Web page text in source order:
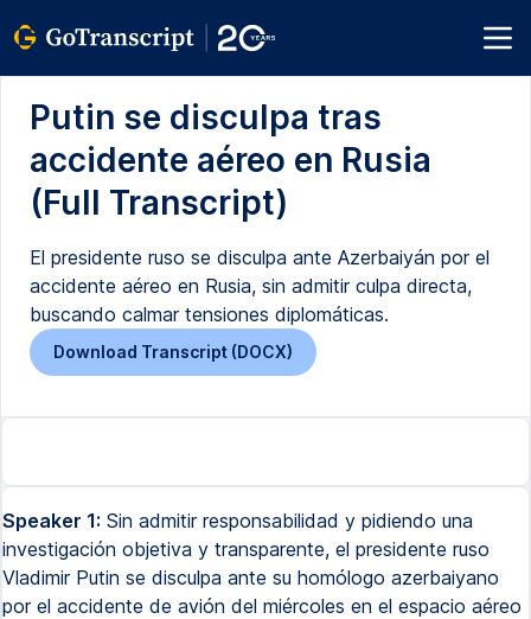
Putin se disculpa tras
accidente aéreo en Rusia
(Full Transcript)
El presidente ruso se disculpa ante Azerbaiyán por el
accidente aéreo en Rusia, sin admitir culpa directa,
buscando calmar tensiones diplomáticas.
Download Transcript (DOCX)
Speaker 1: Sin admitir responsabilidad y pidiendo una
investigación objetiva y transparente, el presidente ruso
Vladimir Putin se disculpa ante su homólogo azerbaiyano
por el accidente de avión del miércoles en el espacio aéreo